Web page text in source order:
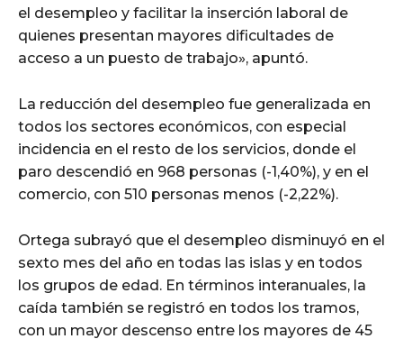
el desempleo y facilitar la inserción laboral de
quienes presentan mayores dificultades de
acceso a un puesto de trabajo», apuntó.
La reducción del desempleo fue generalizada en
todos los sectores económicos, con especial
incidencia en el resto de los servicios, donde el
paro descendió en 968 personas (-1,40%), y en el
comercio, con 510 personas menos (-2,22%).
Ortega subrayó que el desempleo disminuyó en el
sexto mes del año en todas las islas y en todos
los grupos de edad. En términos interanuales, la
caída también se registró en todos los tramos,
con un mayor descenso entre los mayores de 45